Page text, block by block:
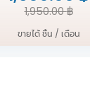
1,950.00฿
Original
price
Current
price
ขายได้ ชิ้น / เดือน